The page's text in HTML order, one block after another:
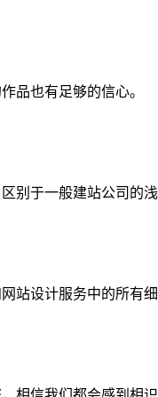
品也有足够的信心。
别于一般建站公司的
站设计服务中的所有